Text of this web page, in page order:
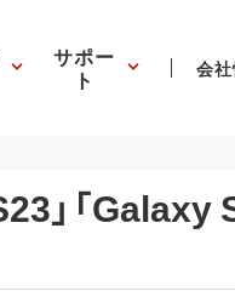
サポー
ト 会
」「